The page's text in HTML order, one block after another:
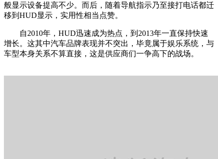
般显示设备提高不少。而后，随着导航指示乃至接打电话都迁
移到HUD显示，实用性相当点赞。
自2010年，HUD迅速成为热点，到2013年一直保持快速
增长。这其中汽车品牌表现并不突出，毕竟属于娱乐系统，与
车型本身关系不算直接，这是供应商们一争高下的战场。